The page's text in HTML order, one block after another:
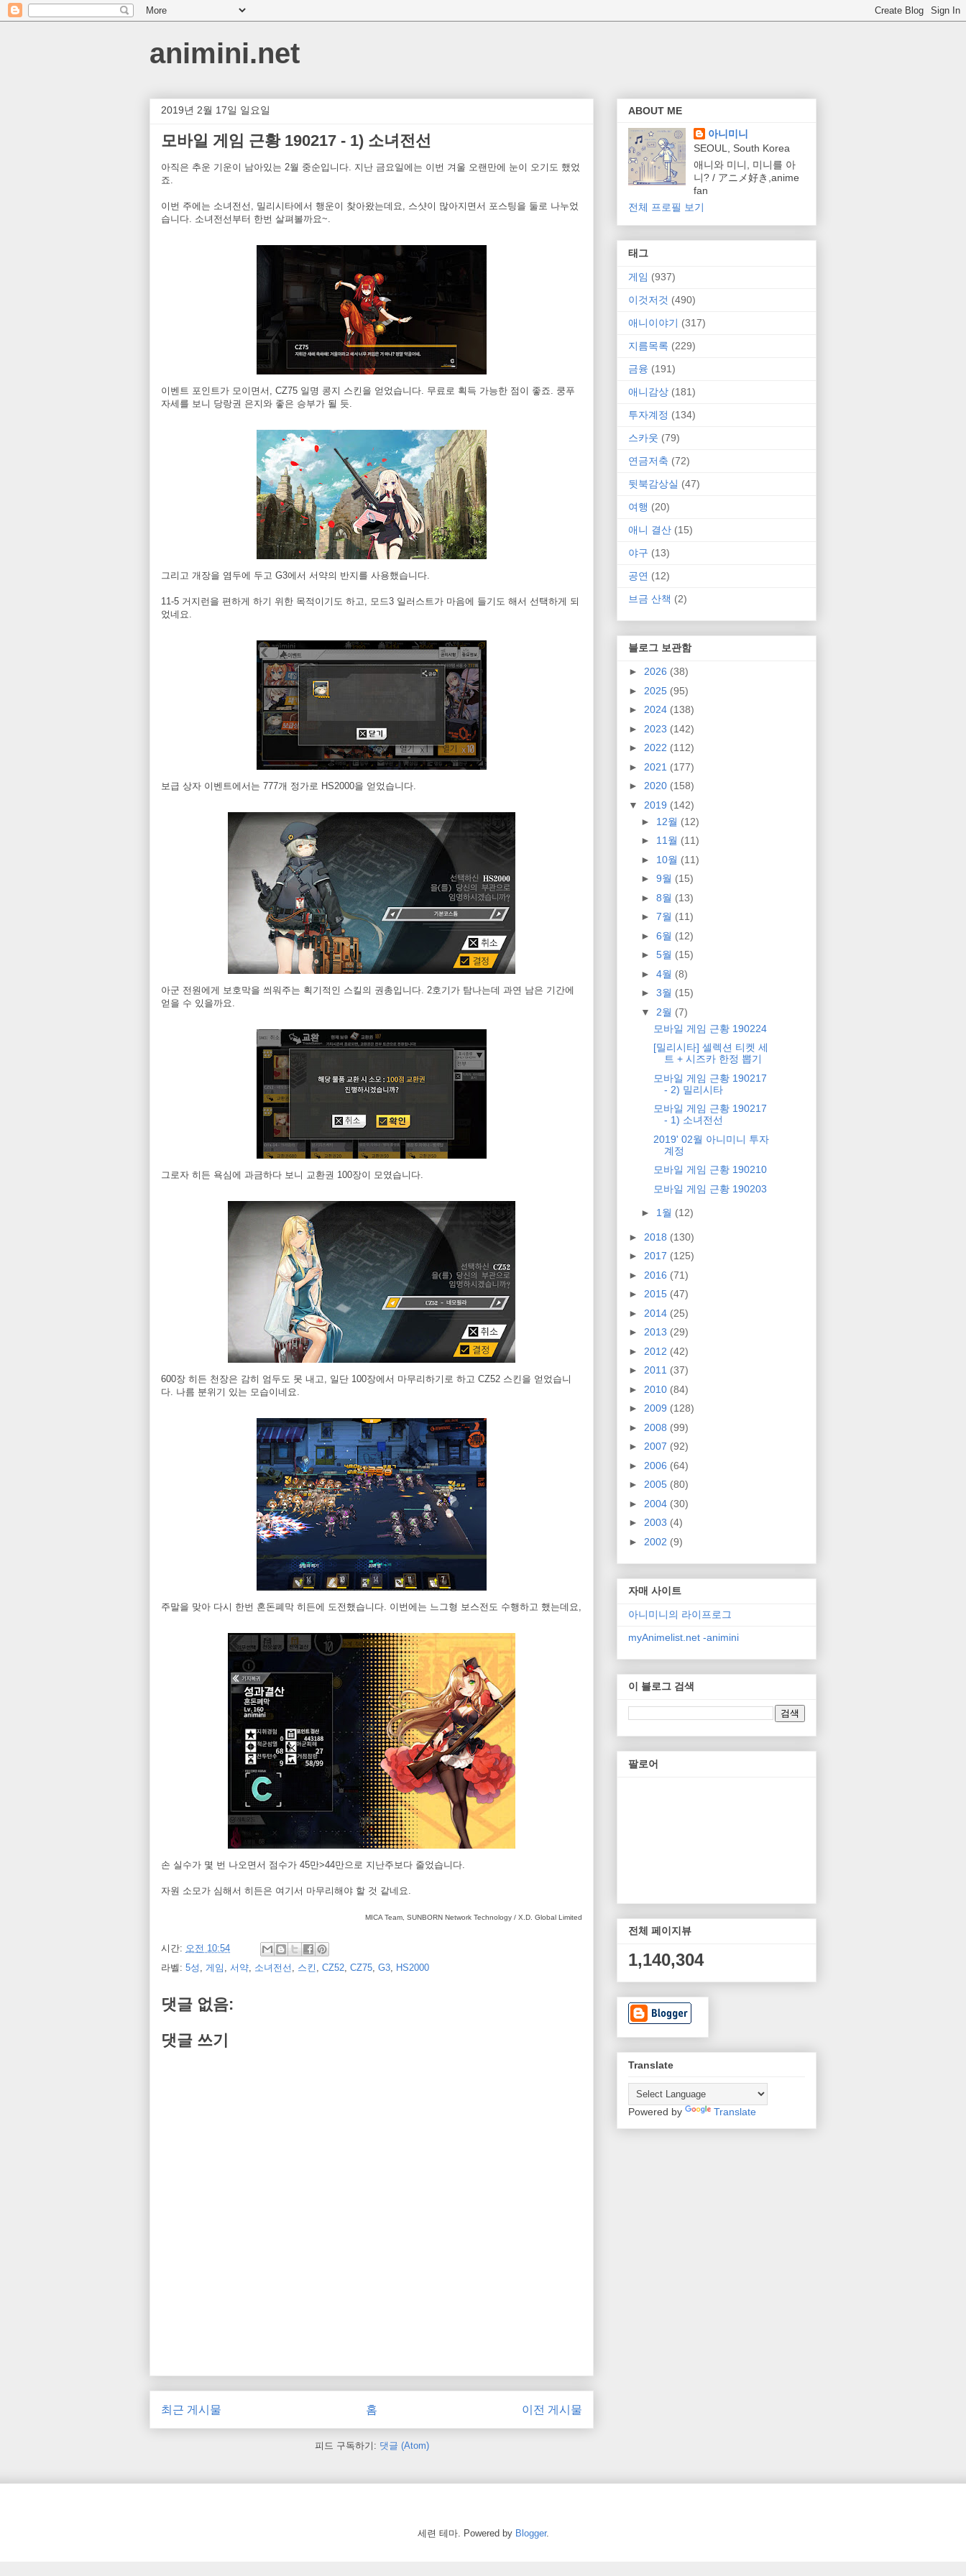
animini.net
2019년 2월 17일 일요일
모바일 게임 근황 190217 - 1) 소녀전선
아직은 추운 기운이 남아있는 2월 중순입니다. 지난 금요일에는 이번 겨울 오랜만에 눈이 오기도 했었
죠.
이번 주에는 소녀전선, 밀리시타에서 행운이 찾아왔는데요, 스샷이 많아지면서 포스팅을 둘로 나누었
습니다. 소녀전선부터 한번 살펴볼까요~.
이벤트 포인트가 모이면서, CZ75 일명 콩지 스킨을 얻었습니다. 무료로 획득 가능한 점이 좋죠. 쿵푸
자세를 보니 당랑권 은지와 좋은 승부가 될 듯.
그리고 개장을 염두에 두고 G3에서 서약의 반지를 사용했습니다.
11-5 거지런을 편하게 하기 위한 목적이기도 하고, 모드3 일러스트가 마음에 들기도 해서 선택하게 되
었네요.
보급 상자 이벤트에서는 777개 정가로 HS2000을 얻었습니다.
아군 전원에게 보호막을 씌워주는 획기적인 스킬의 권총입니다. 2호기가 탐나는데 과연 남은 기간에
얻을 수 있을까요.
그로자 히든 욕심에 과금하다 보니 교환권 100장이 모였습니다.
600장 히든 천장은 감히 엄두도 못 내고, 일단 100장에서 마무리하기로 하고 CZ52 스킨을 얻었습니
다. 나름 분위기 있는 모습이네요.
주말을 맞아 다시 한번 혼돈폐막 히든에 도전했습니다. 이번에는 느그형 보스전도 수행하고 했는데요,
손 실수가 몇 번 나오면서 점수가 45만>44만으로 지난주보다 줄었습니다.
자원 소모가 심해서 히든은 여기서 마무리해야 할 것 같네요.
MICA Team, SUNBORN Network Technology / X.D. Global Limited
시간: 오전 10:54
라벨: 5성 , 게임 , 서약, 소녀전선 , 스킨 , CZ52, CZ75, G3, HS2000
댓글 없음:
댓글 쓰기
최근 게시물 이전 게시물
홈
피드 구독하기: 댓글 (Atom)
ABOUT ME
아니미니
SEOUL, South Korea
애니와 미니, 미니를 아
니? / アニメ好き,anime
fan
전체 프로필 보기
태그
게임 (937)
이것저것 (490)
애니이야기 (317)
지름목록 (229)
금융 (191)
애니감상 (181)
투자계정 (134)
스카웃 (79)
연금저축 (72)
뒷북감상실 (47)
여행 (20)
애니 결산 (15)
야구 (13)
공연 (12)
브금 산책 (2)
블로그 보관함
► 2026 (38)
► 2025 (95)
► 2024 (138)
► 2023 (142)
► 2022 (112)
► 2021 (177)
► 2020 (158)
▼ 2019 (142)
► 12월 (12)
► 11월 (11)
► 10월 (11)
► 9월 (15)
► 8월 (13)
► 7월 (11)
► 6월 (12)
► 5월 (15)
► 4월 (8)
► 3월 (15)
▼ 2월 (7)
모바일 게임 근황 190224
[밀리시타] 셀렉션 티켓 세
트 + 시즈카 한정 뽑기
모바일 게임 근황 190217
- 2) 밀리시타
모바일 게임 근황 190217
- 1) 소녀전선
2019' 02월 아니미니 투자
계정
모바일 게임 근황 190210
모바일 게임 근황 190203
► 1월 (12)
► 2018 (130)
► 2017 (125)
► 2016 (71)
► 2015 (47)
► 2014 (25)
► 2013 (29)
► 2012 (42)
► 2011 (37)
► 2010 (84)
► 2009 (128)
► 2008 (99)
► 2007 (92)
► 2006 (64)
► 2005 (80)
► 2004 (30)
► 2003 (4)
► 2002 (9)
자매 사이트
아니미니의 라이프로그
myAnimelist.net -animini
이 블로그 검색
팔로어
전체 페이지뷰
1,140,304
Translate
Powered by Translate
세련 테마. Powered by Blogger.